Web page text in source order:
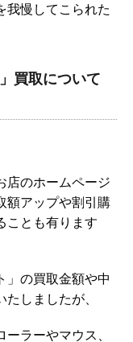
我慢してこられた
買取について
店のホームページ
額アップや割引購
ことも有ります
」の買取金額や中
しましたが、
ラーやマウス、